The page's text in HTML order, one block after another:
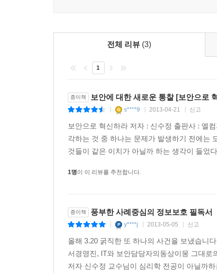
전체 리뷰 (3)
1
종이책 보안에 대한 새로운 통찰 [보안으로
s****9 2013-04-21 신고
보안으로 혁신하라 저자 : 신수정 출판사 : 엘
각하는 것 중 하나는 문제가 발생하기 전에는
것들이 같은 이치가 아닐까 하는 생각이 들었
1명이 이 리뷰를 추천합니다.
종이책 풍부한 사례중심의 정보보호 필독서
y****j 2013-05-05 신고
올해 3.20 굵직한 또 하나의 사건을 보냈습니
서경영진, IT와 보안담당자의동상이몽 그대
저자 신수정 교수님이 심리학 전공이 아닐까